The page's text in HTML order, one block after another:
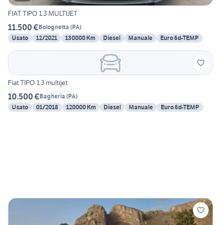
FIAT TIPO 1.3 MULTIJET
11.500 €Bolognetta (PA)
Usato
12/2021 130000 Km Diesel Manuale Euro 6d-TEMP
Fiat TIPO 1.3 multijet
10.500 €Bagheria (PA)
Usato
01/2018 120000 Km Diesel Manuale Euro 6d-TEMP